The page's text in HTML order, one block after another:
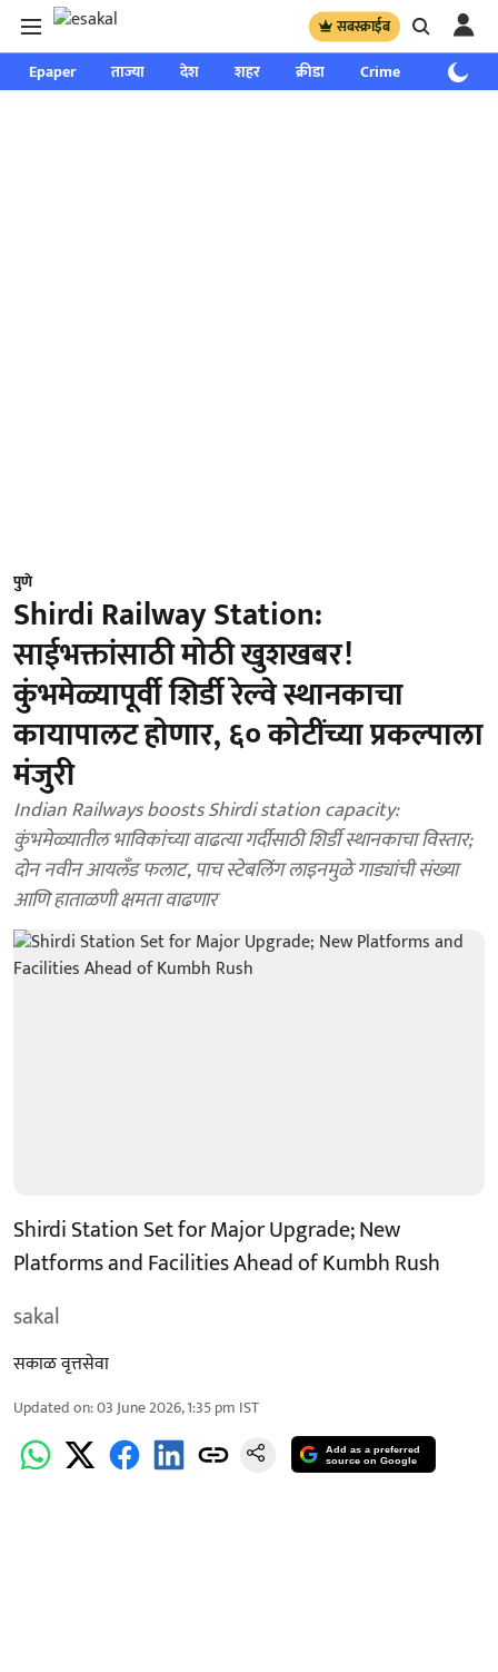
सबस्क्राईब
Epaper ताज्या देश शहर क्रीडा Crime साप्ताहिक
पुणे
Shirdi Railway Station:
साईभक्तांसाठी मोठी खुशखबर!
कुंभमेळ्यापूर्वी शिर्डी रेल्वे स्थानकाचा
कायापालट हाेणार, ६० कोटींच्या प्रकल्पाला
मंजुरी
Indian Railways boosts Shirdi station capacity:
कुंभमेळ्यातील भाविकांच्या वाढत्या गर्दीसाठी शिर्डी स्थानकाचा विस्तार;
दोन नवीन आयलँड फलाट, पाच स्टेबलिंग लाइनमुळे गाड्यांची संख्या
आणि हाताळणी क्षमता वाढणार
Shirdi Station Set for Major Upgrade; New
Platforms and Facilities Ahead of Kumbh Rush
sakal
सकाळ वृत्तसेवा
Updated on:03 June 2026, 1:35 pm IST
Add as a preferred
source on Google